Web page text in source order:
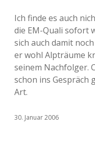
Ich finde es auch
die EM-Quali sofort
sich auch damit
er wohl Alpträume
seinem Nachfolger.
schon ins Gespräch
Art.
30. Januar 2006